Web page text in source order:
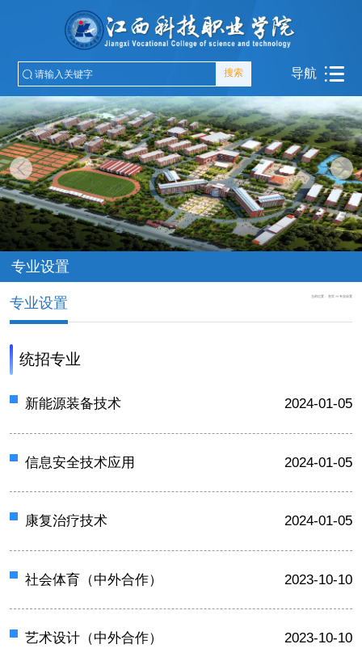
搜索 导航
专业设置
专业设置 当前位置： 首页>> 专业设置
统招专业
新能源装备技术 2024-01-05
信息安全技术应用 2024-01-05
康复治疗技术 2024-01-05
社会体育（中外合作） 2023-10-10
艺术设计（中外合作） 2023-10-10